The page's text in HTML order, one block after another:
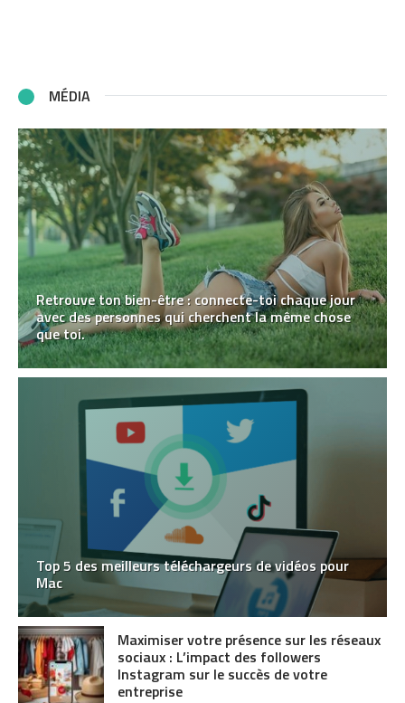
MÉDIA
Retrouve ton bien-être : connecte-toi chaque jour
avec des personnes qui cherchent la même chose
que toi.
Top 5 des meilleurs téléchargeurs de vidéos pour
Mac
Maximiser votre présence sur les réseaux
sociaux : L’impact des followers
Instagram sur le succès de votre
entreprise